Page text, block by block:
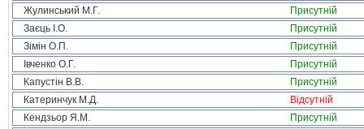
Жулинський М.Г.
Присутній
Заєць І.О.
Присутній
Зімін О.П.
Присутній
Івченко О.Г.
Присутній
Капустін В.В.
Присутній
Катеринчук М.Д.
Відсутній
Кендзьор Я.М.
Присутній